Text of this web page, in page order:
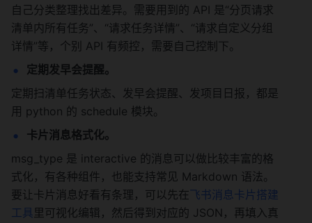
自己分类整理找出差异。需要用到的 API 是“分页请求
清单内所有任务”、“请求任务详情”、“请求自定义分组
详情”等，个别 API 有频控，需要自己控制下。
定期发早会提醒。
定期扫清单任务状态、发早会提醒、发项目日报，都是
用 python 的 schedule 模块。
卡片消息格式化。
msg_type 是 interactive 的消息可以做比较丰富的格
式化，有各种组件，也能支持常见 Markdown 语法。
要让卡片消息好看有条理，可以先在飞书消息卡片搭建
工具里可视化编辑，然后得到对应的 JSON，再填入真